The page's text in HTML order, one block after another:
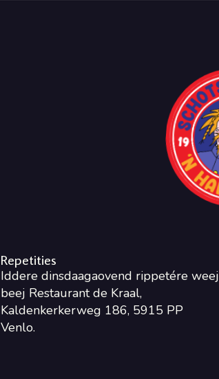
Repetities
Iddere dinsdaagaovend rippetére weej
beej Restaurant de Kraal,
Kaldenkerkerweg 186, 5915 PP
Venlo.